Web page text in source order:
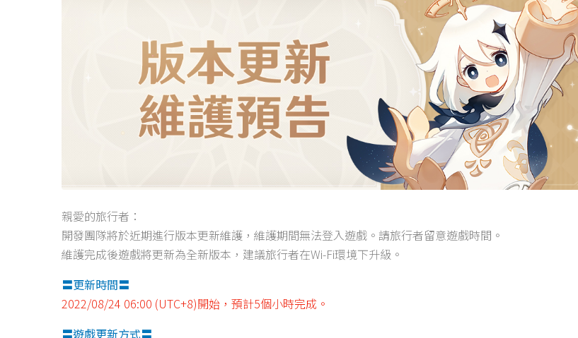
親愛的旅行者：
開發團隊將於近期進行版本更新維護，維護期間無法登入遊戲。請旅行者留意遊戲時間。
維護完成後遊戲將更新為全新版本，建議旅行者在Wi-Fi環境下升級。
〓更新時間〓
2022/08/24 06:00 (UTC+8)開始，預計5個小時完成。
〓遊戲更新方式〓